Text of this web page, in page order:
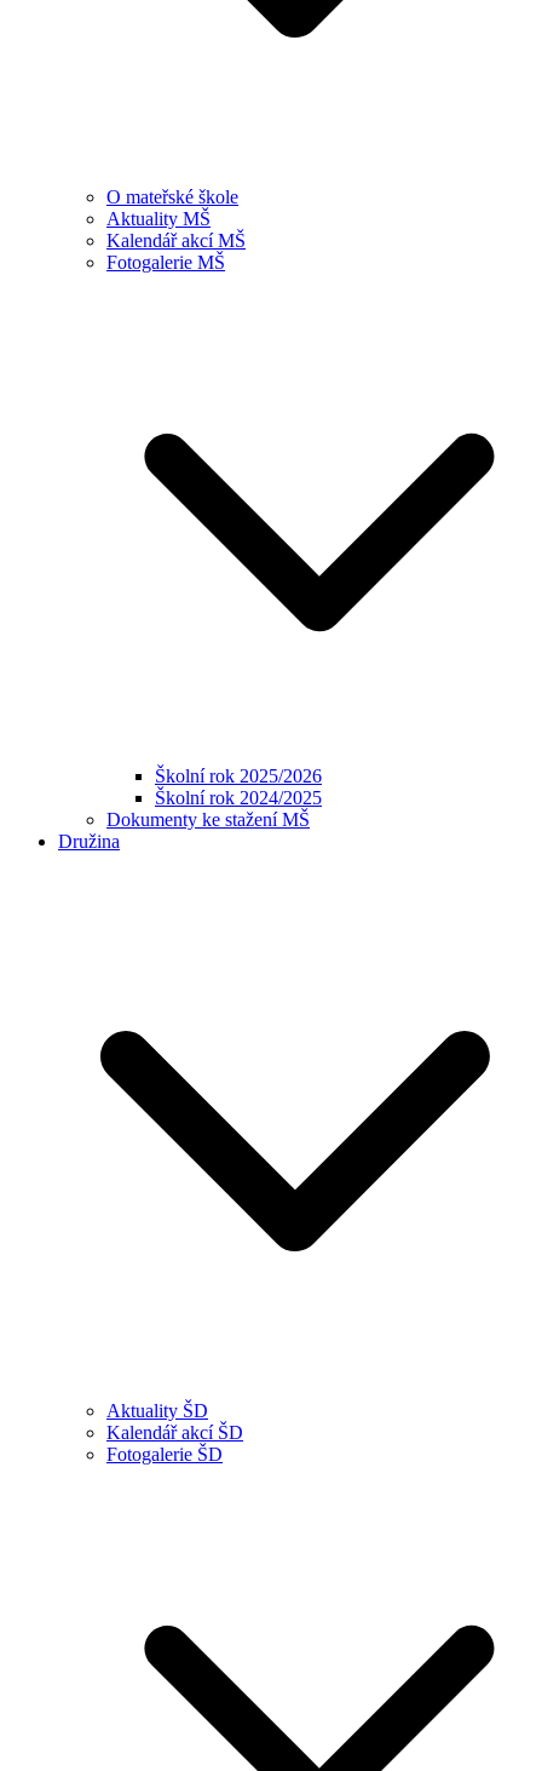
O mateřské škole
Aktuality MŠ
Kalendář akcí MŠ
Fotogalerie MŠ
Školní rok 2025/2026
Školní rok 2024/2025
Dokumenty ke stažení MŠ
Družina
Aktuality ŠD
Kalendář akcí ŠD
Fotogalerie ŠD